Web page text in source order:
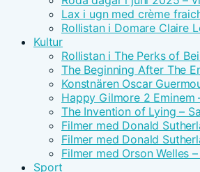
Lax i ugn med crème
Rollistan i Domare Claire
Kultur
Rollistan i The Perks of
The Beginning After The
Konstnären Oscar
Happy Gilmore 2
The Invention of Lying –
Filmer med Donald
Filmer med Donald
Filmer med Orson Welles
Sport